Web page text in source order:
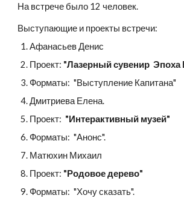
На встрече было 12 человек.
Выступающие и проекты встречи:
Афанасьев Денис
Проект: "Лазерный сувенир Эпоха
Форматы:  "Выступление Капитана"
Дмитриева Елена.
Проект: "Интерактивный музей"
Форматы:  "Анонс".
Матюхин Михаил
Проект: "Родовое дерево"
Форматы:  "Хочу сказать".